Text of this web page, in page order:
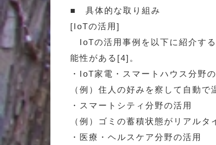
■ 具体的な取り組み
[IoTの活用]
IoTの活用事例を以下に紹介す
能性がある[4]。
・IoT家電・スマートハウス分野
（例）住人の好みを察して自動
・スマートシティ分野の活用
（例）ゴミの蓄積状態がリアル
・医療・ヘルスケア分野の活用